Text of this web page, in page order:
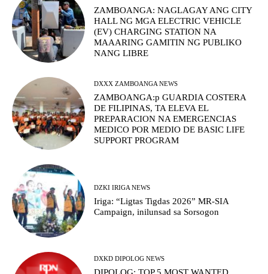
ZAMBOANGA: NAGLAGAY ANG CITY
HALL NG MGA ELECTRIC VEHICLE
(EV) CHARGING STATION NA
MAAARING GAMITIN NG PUBLIKO
NANG LIBRE
DXXX ZAMBOANGA NEWS
ZAMBOANGA:p GUARDIA COSTERA
DE FILIPINAS, TA ELEVA EL
PREPARACION NA EMERGENCIAS
MEDICO POR MEDIO DE BASIC LIFE
SUPPORT PROGRAM
DZKI IRIGA NEWS
Iriga: “Ligtas Tigdas 2026” MR-SIA
Campaign, inilunsad sa Sorsogon
DXKD DIPOLOG NEWS